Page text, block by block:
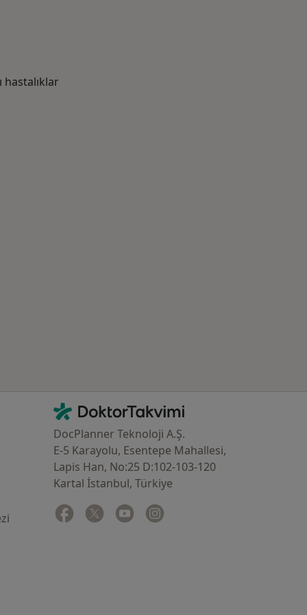
hastalıklar
İletişim
DoktorTakvimi - Ana Sayfa
DocPlanner Teknoloji A.Ş.
E-5 Karayolu, Esentepe Mahallesi,
Lapis Han, No:25 D:102-103-120
Kartal İstanbul, Türkiye
Facebook
yeni bir sekmede açılır
Twitter
yeni bir sekmede açılır
Youtube
yeni bir sekmede açılır